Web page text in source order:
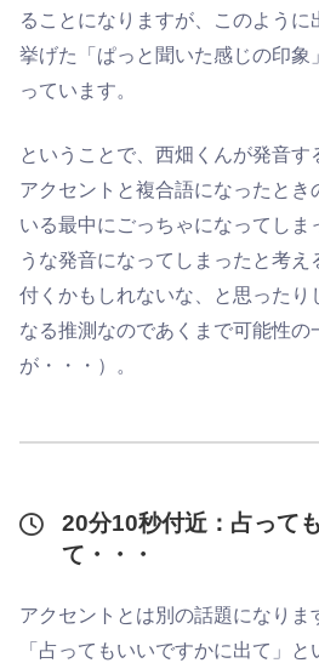
ることになりますが、このよう
挙げた「ぱっと聞いた感じの印象
っています。
ということで、西畑くんが発音
アクセントと複合語になったとき
いる最中にごっちゃになってしま
うな発音になってしまったと考
付くかもしれないな、と思ったり
なる推測なのであくまで可能性の
が・・・）。
20分10秒付近：占って
て・・・
アクセントとは別の話題になりま
「占ってもいいですかに出て」